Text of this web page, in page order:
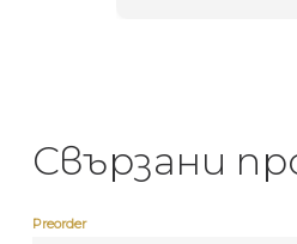
Свързани
Preorder